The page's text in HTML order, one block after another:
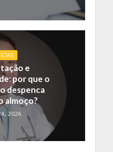
e
por que o
despenca
almoço?
2026